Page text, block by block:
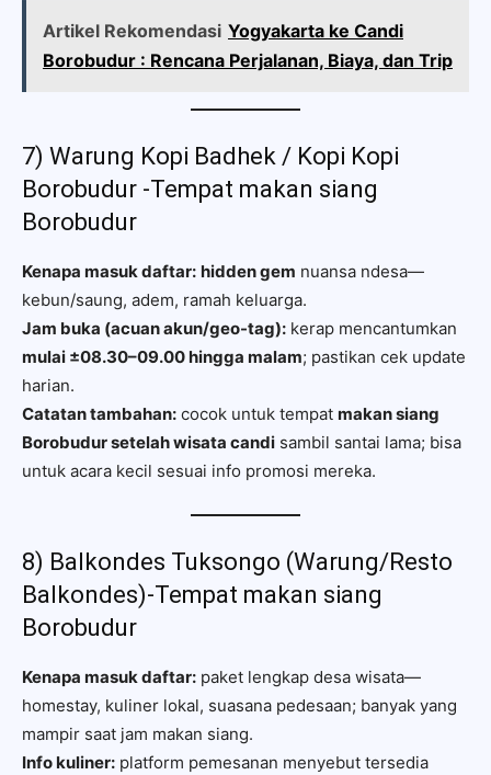
Artikel Rekomendasi Yogyakarta ke Candi
Borobudur : Rencana Perjalanan, Biaya, dan Trip
7) Warung Kopi Badhek / Kopi Kopi
Borobudur -Tempat makan siang
Borobudur
Kenapa masuk daftar: hidden gem nuansa ndesa—
kebun/saung, adem, ramah keluarga.
Jam buka (acuan akun/geo-tag): kerap mencantumkan
mulai ±08.30–09.00 hingga malam; pastikan cek update
harian.
Catatan tambahan: cocok untuk tempat makan siang
Borobudur setelah wisata candi sambil santai lama; bisa
untuk acara kecil sesuai info promosi mereka.
8) Balkondes Tuksongo (Warung/Resto
Balkondes)-Tempat makan siang
Borobudur
Kenapa masuk daftar: paket lengkap desa wisata—
homestay, kuliner lokal, suasana pedesaan; banyak yang
mampir saat jam makan siang.
Info kuliner: platform pemesanan menyebut tersedia